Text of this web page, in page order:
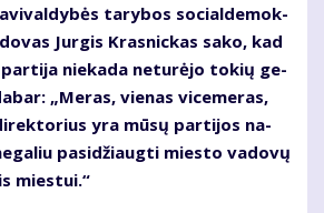
ta­ry­bos so­cial­de­mok­
Jur­gis Kras­nic­kas sa­ko, kad
nie­ka­da ne­tu­rė­jo to­kių ge­
„Me­ras, vie­nas vi­ce­me­ras,
yra mū­sų par­ti­jos na­
pa­si­džiaug­ti mies­to va­do­vų
mies­tui.“